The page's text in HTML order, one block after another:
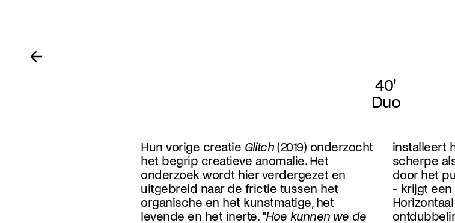
40'
Duo
Hun vorige creatie Glitch(2019) onderzocht
het begrip creatieve anomalie. Het
onderzoek wordt hier verdergezet en
uitgebreid naar de frictie tussen het
organische en het kunstmatige, het
levende en het inerte. "Hoe kunnen we de
installeert
scherpe
door het
- krijgt een